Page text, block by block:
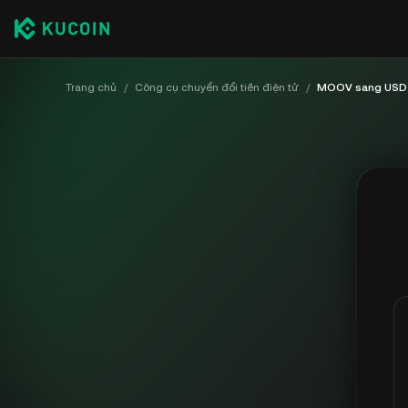
Trang chủ / Công cụ chuyển đổi tiền điện tử / MOOV sang USD